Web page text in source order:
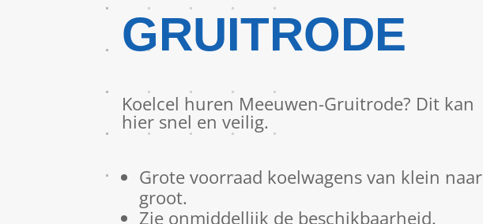
GRUITRODE
Koelcel huren Meeuwen-Gruitrode? Dit kan
hier snel en veilig.
Grote voorraad koelwagens van klein naar
groot.
Zie onmiddellijk de beschikbaarheid.